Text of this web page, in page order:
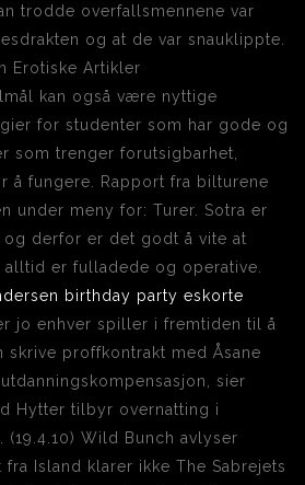
trodde overfallsmennene var
og at de var snauklippte.
kan også være nyttige
for studenter som har gode og
som trenger forutsigbarhet,
å fungere. Rapport fra bilturene
under meny for: Turer. Sotra er
derfor er det godt å vite at
er fulladede og operative.
birthday party eskorte
jo enhver spiller i fremtiden til å
skrive proffkontrakt med Åsane
sier
Hytter tilbyr overnatting i
(19.4.10) Wild Bunch avlyser
fra Island klarer ikke The Sabrejets